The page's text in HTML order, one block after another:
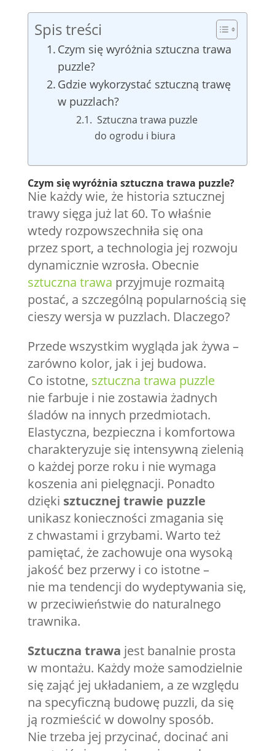
Spis treści
Czym się wyróżnia sztuczna trawa
puzzle?
Gdzie wykorzystać sztuczną trawę
w puzzlach?
Sztuczna trawa puzzle
do ogrodu i biura
Czym się wyróżnia sztuczna trawa puzzle?
Nie każdy wie, że historia sztucznej
trawy sięga już lat 60. To właśnie
wtedy rozpowszechniła się ona
przez sport, a technologia jej rozwoju
dynamicznie wzrosła. Obecnie
sztuczna trawa przyjmuje rozmaitą
postać, a szczególną popularnością się
cieszy wersja w puzzlach. Dlaczego?
Przede wszystkim wygląda jak żywa –
zarówno kolor, jak i jej budowa.
Co istotne, sztuczna trawa puzzle
nie farbuje i nie zostawia żadnych
śladów na innych przedmiotach.
Elastyczna, bezpieczna i komfortowa
charakteryzuje się intensywną zielenią
o każdej porze roku i nie wymaga
koszenia ani pielęgnacji. Ponadto
dzięki sztucznej trawie puzzle
unikasz konieczności zmagania się
z chwastami i grzybami. Warto też
pamiętać, że zachowuje ona wysoką
jakość bez przerwy i co istotne –
nie ma tendencji do wydeptywania się,
w przeciwieństwie do naturalnego
trawnika.
Sztuczna trawa jest banalnie prosta
w montażu. Każdy może samodzielnie
się zająć jej układaniem, a ze względu
na specyficzną budowę puzzli, da się
ją rozmieścić w dowolny sposób.
Nie trzeba jej przycinać, docinać ani